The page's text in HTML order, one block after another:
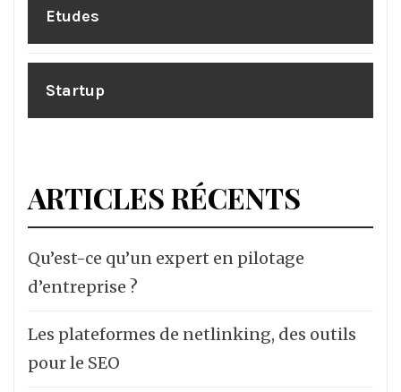
Etudes
Startup
ARTICLES RÉCENTS
Qu’est-ce qu’un expert en pilotage
d’entreprise ?
Les plateformes de netlinking, des outils
pour le SEO